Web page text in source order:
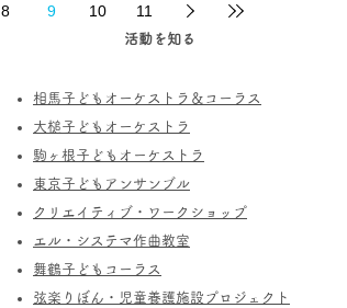
8 9 10 11
活動を知る
相馬子どもオーケストラ＆コーラス
​大槌子どもオーケストラ
駒ヶ根子どもオーケストラ
​東京子どもアンサンブル
​クリエイティブ・ワークショップ
エル・システマ作曲教室
​舞鶴子どもコーラス
​​弦楽りぼん・児童養護施設プロジェクト